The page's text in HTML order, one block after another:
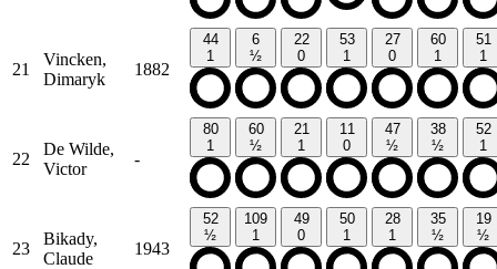
21
Vincken,
Dimaryk
1882
44
1
6
½
22
0
53
1
27
0
60
1
51
1
22
De Wilde,
Victor
-
80
1
60
½
21
1
11
0
47
½
38
½
52
1
23
Bikady,
Claude
1943
52
½
109
1
49
0
50
1
28
1
35
½
19
½